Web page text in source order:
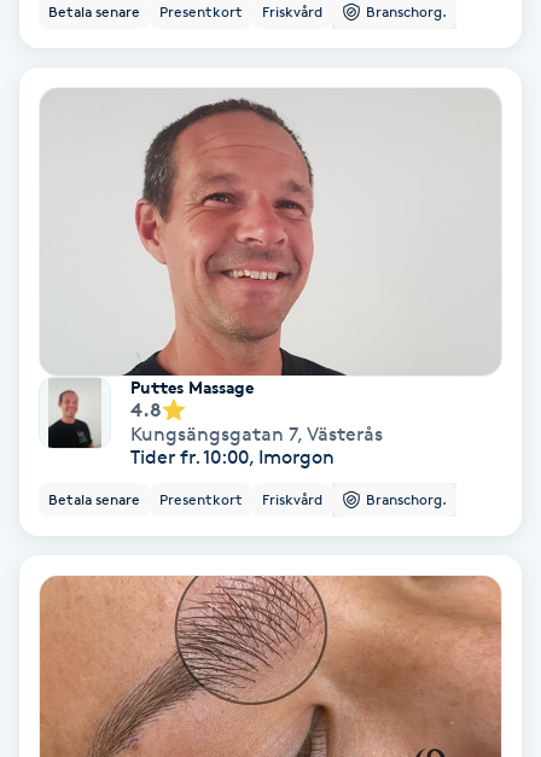
Keratinbehandling
Kinesisk medicin
Klangmassage
Klippning
Klippning & Slingor
Koppningsmassage
Kosmetisk tatuering
Betala senare Presentkort Friskvård Branschorg.
Puttes Massage
4.8
Kungsängsgatan 7, Västerås
Tider fr. 10:00, Imorgon
Betala senare Presentkort Friskvård Branschorg.